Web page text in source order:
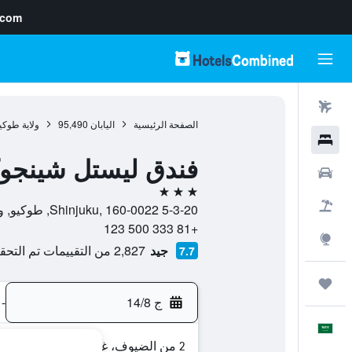
الصفحة الرئيسية اليابان 95,490 ولاية
فندق ليستل
3 نجوم
5-3-20 Shinjuku, 160-0022, طوكيو, ولاية طوكيو, اليابان
+81 333 500 123
7.7 جيد 2,827 من التقييمات تم التحقق منها
ج 14/8 -
2 من الضيوف، غرفة واحدة